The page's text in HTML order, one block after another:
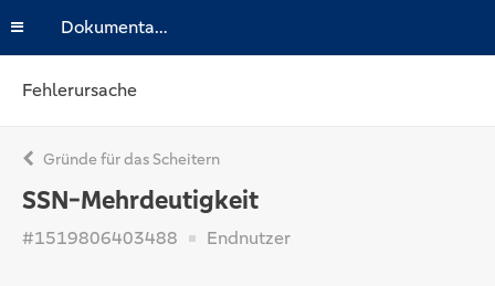
Dokumentation
Fehlerursache
Gründe für das Scheitern
SSN-Mehrdeutigkeit
#1519806403488 Endnutzer